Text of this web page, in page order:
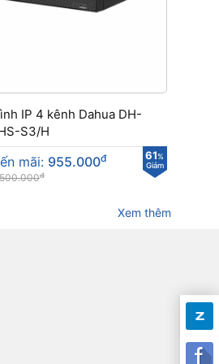
IP 4 kênh Dahua DH-
S3/H
61%
Giảm
mãi: 955.000đ
đ
Xem thêm